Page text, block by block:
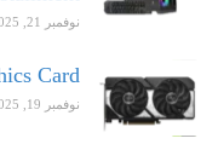
نوفمبر 21, 2025
Card
نوفمبر 19, 2025